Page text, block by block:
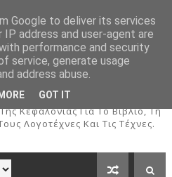
Κεφαλονιάς Για Το Βιβλίο, Τη
Λογοτέχνες Και Τις Τέχνες.
Google to deliver its services
address and user-agent are
performance and security
service, generate usage
address abuse.
GOT IT